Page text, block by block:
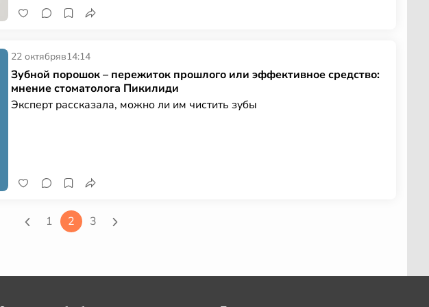
22 октябряв14:14
Зубной порошок – пережиток прошлого или эффективное средство:
мнение стоматолога Пикилиди
Эксперт рассказала, можно ли им чистить зубы
1 2 3